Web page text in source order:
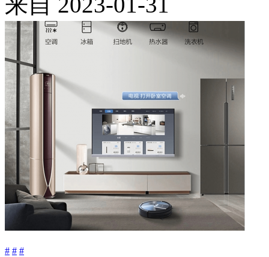
# # #